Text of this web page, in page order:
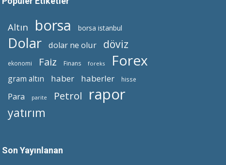
Altın borsa borsa istanbul
Dolar dolar ne olur döviz
ekonomi Faiz Finans foreks Forex
gram altın haber haberler hisse
Para parite Petrol rapor
yatırım
Son Yayınlanan